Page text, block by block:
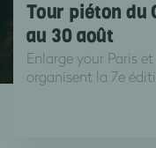
Tour piéton du
au 30 août
Enlarge your Paris
organisent la 7e